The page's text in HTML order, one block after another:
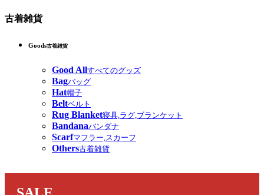
古着雑貨
Goods古着雑貨
Good Allすべてのグッズ
Bagバッグ
Hat帽子
Beltベルト
Rug Blanket寝具,ラグ,ブランケット
Bandanaバンダナ
Scarfマフラー,スカーフ
Others古着雑貨